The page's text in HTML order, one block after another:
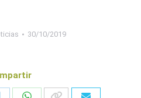
30/10/2019